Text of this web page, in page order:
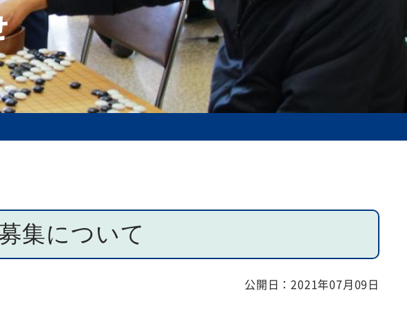
役員等名簿 社会福祉充実計画
集について
公開日：2021年07月09日